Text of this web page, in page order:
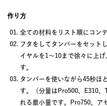
作り方
全ての材料をリスト順にコン
フタをしてタンパーをセット
イヤルを1～10まで徐々に上
す。
タンパーを使いながら45秒ほ
す。（分量はPro500、E310
れる最小量です。Pro750、ア